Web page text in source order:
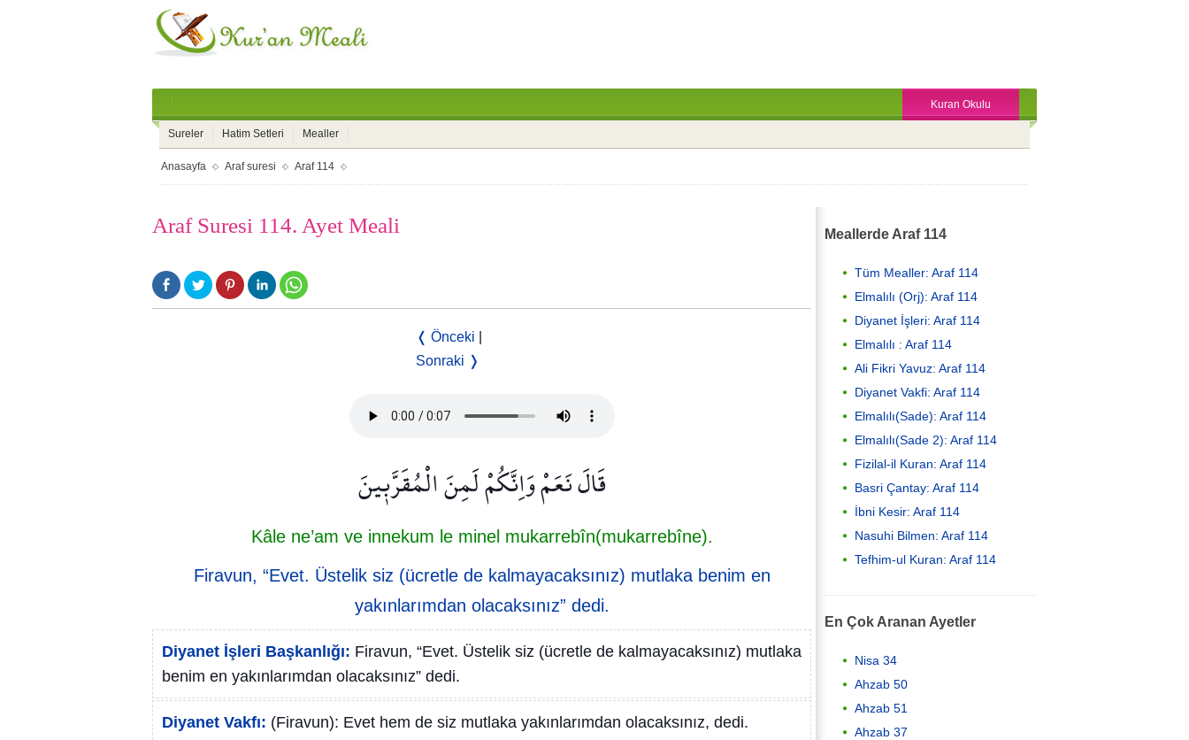
Kuran Okulu
Sureler Hatim Setleri Mealler
Anasayfa Araf suresi Araf 114
Araf Suresi 114. Ayet Meali
❬ Önceki
Sonraki ❭
قَالَ نَعَمْ وَاِنَّكُمْ لَمِنَ الْمُقَرَّب۪ينَ
Kâle ne’am ve innekum le minel mukarrebîn(mukarrebîne).
Firavun, “Evet. Üstelik siz (ücretle de kalmayacaksınız) mutlaka benim en
yakınlarımdan olacaksınız” dedi.
Diyanet İşleri Başkanlığı: Firavun, “Evet. Üstelik siz (ücretle de kalmayacaksınız) mutlaka
benim en yakınlarımdan olacaksınız” dedi.
Diyanet Vakfı: (Firavun): Evet hem de siz mutlaka yakınlarımdan olacaksınız, dedi.
Meallerde Araf 114
Tüm Mealler: Araf 114
Elmalılı (Orj): Araf 114
Diyanet İşleri: Araf 114
Elmalılı : Araf 114
Ali Fikri Yavuz: Araf 114
Diyanet Vakfi: Araf 114
Elmalılı(Sade): Araf 114
Elmalılı(Sade 2): Araf 114
Fizilal-il Kuran: Araf 114
Basri Çantay: Araf 114
İbni Kesir: Araf 114
Nasuhi Bilmen: Araf 114
Tefhim-ul Kuran: Araf 114
En Çok Aranan Ayetler
Nisa 34
Ahzab 50
Ahzab 51
Ahzab 37